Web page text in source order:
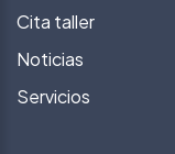
Cita taller
Noticias
Servicios